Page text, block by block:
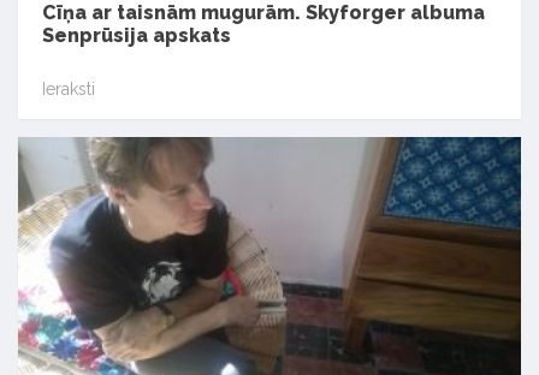
Cīņa ar taisnām mugurām. Skyforger albuma
Senprūsija apskats
Ieraksti